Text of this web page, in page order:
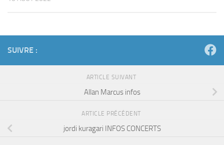
SUIVRE :
ARTICLE SUIVANT
Allan Marcus infos
ARTICLE PRÉCÉDENT
jordi kuragari INFOS CONCERTS